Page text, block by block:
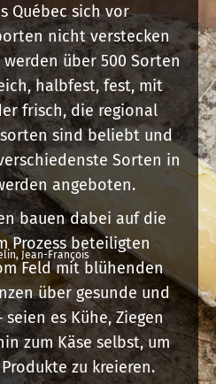
Québec sich vor
nicht verstecken
werden über 500 Sorten
halbfest, fest, mit
frisch, die regional
sind beliebt und
Sorten in
angeboten.
bauen dabei auf die
Prozess beteiligten
Feld mit blühenden
über gesunde und
es Kühe, Ziegen
zum Käse selbst, um
zu kreieren.
Jean-François